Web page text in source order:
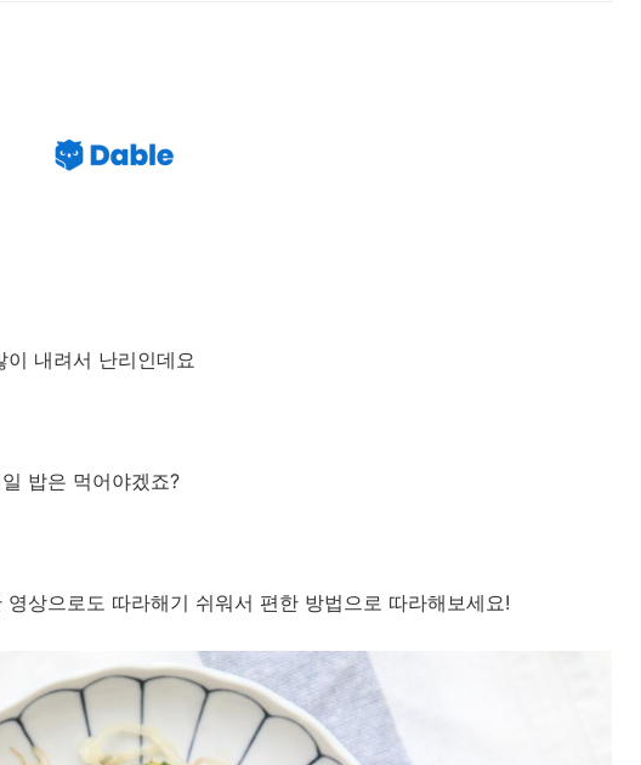
내려서 ​난리인데요
밥은 먹어야겠죠?
상으로도 따라해기 쉬워서 편한 방법으로 따라해보세요!